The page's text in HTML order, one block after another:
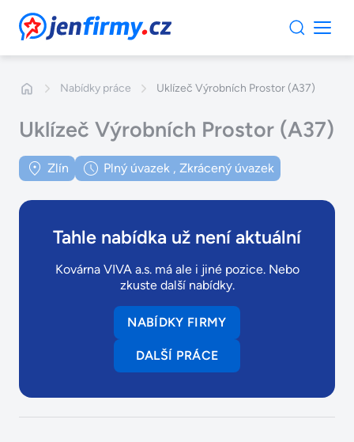
JenFirmy.cz
Nabídky práce Uklízeč Výrobních Prostor (A37)
Uklízeč Výrobních Prostor (A37)
Zlín Plný úvazek , Zkrácený úvazek
Tahle nabídka už není aktuální
Kovárna VIVA a.s. má ale i jiné pozice. Nebo
zkuste další nabídky.
NABÍDKY FIRMY
DALŠÍ PRÁCE